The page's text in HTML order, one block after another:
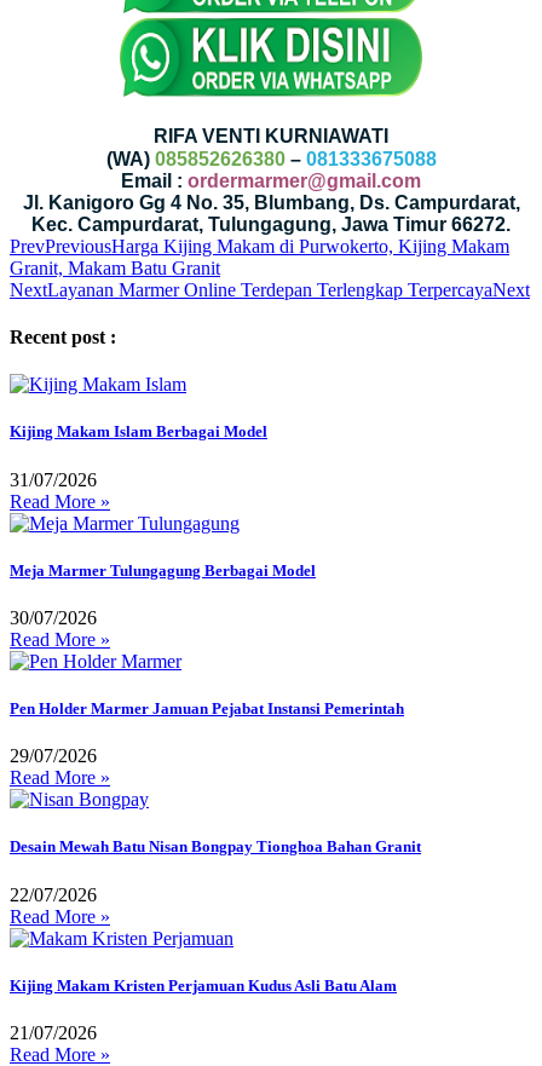
RIFA VENTI KURNIAWATI
(WA) 085852626380– 081333675088
Email : ordermarmer@gmail.com
Jl. Kanigoro Gg 4 No. 35, Blumbang, Ds. Campurdarat,
Kec. Campurdarat, Tulungagung, Jawa Timur 66272.
PrevPreviousHarga Kijing Makam di Purwokerto, Kijing Makam
Granit, Makam Batu Granit
NextLayanan Marmer Online Terdepan Terlengkap TerpercayaNext
Recent post :
Kijing Makam Islam Berbagai Model
31/07/2026
Read More »
Meja Marmer Tulungagung Berbagai Model
30/07/2026
Read More »
Pen Holder Marmer Jamuan Pejabat Instansi Pemerintah
29/07/2026
Read More »
Desain Mewah Batu Nisan Bongpay Tionghoa Bahan Granit
22/07/2026
Read More »
Kijing Makam Kristen Perjamuan Kudus Asli Batu Alam
21/07/2026
Read More »